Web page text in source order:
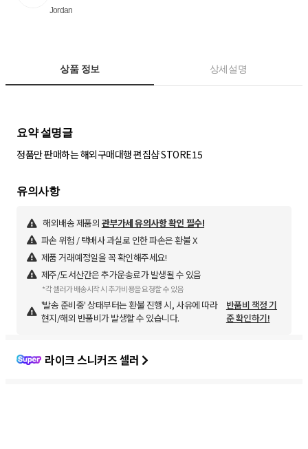
Jordan
상품 정보 상세설명
요약 설명글
정품만 판매하는 해외구매대행 편집샵 STORE15
유의사항
해외배송 제품의 관부가세 유의사항 확인 필수!
파손 위험 / 택배사 과실로 인한 파손은 환불 X
제품 거래예정일을 꼭 확인해주세요!
제주/도서산간은 추가운송료가 발생될 수 있음
*각 셀러가 배송시작 시 추가비용을 요청할 수 있음
'발송 준비중' 상태부터는 환불 진행 시, 사유에 따라
현지/해외 반품비가 발생할 수 있습니다.
반품비 책정 기
준 확인하기!
라이크 스니커즈 셀러